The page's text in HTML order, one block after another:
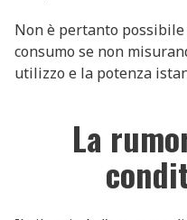
Non è pertanto
consumo se non
utilizzo e la potenza
La